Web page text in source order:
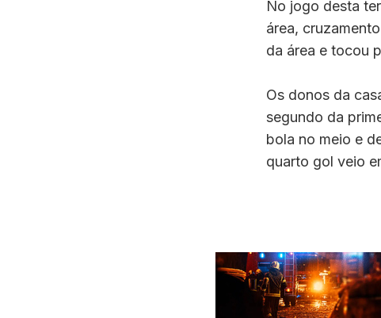
No jogo desta
área,
da área e tocou
Os donos da
segundo da
bola no meio e
quarto gol veio